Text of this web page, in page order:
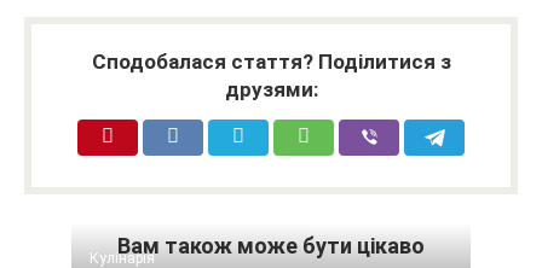
Сподобалася стаття? Поділитися з
друзями:
Вам також може бути цікаво
Кулінарія